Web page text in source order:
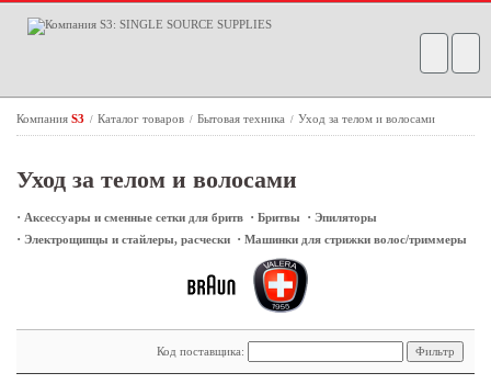
Компания S3 / Каталог товаров / Бытовая техника / Уход за телом и волосами
Уход за телом и волосами
· Аксессуары и сменные сетки для бритв · Бритвы · Эпиляторы
· Электрощипцы и стайлеры, расчески · Машинки для стрижки волос/триммеры
Код поставщика: